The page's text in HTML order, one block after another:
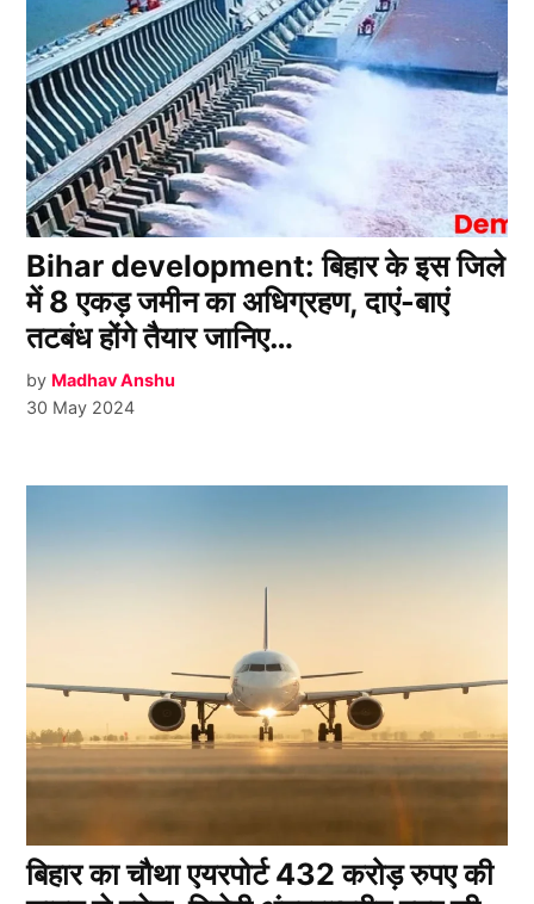
Bihar development: बिहार के इस जिले
में 8 एकड़ जमीन का अधिग्रहण, दाएं-बाएं
तटबंध होंगे तैयार जानिए…
by Madhav Anshu
30 May 2024
बिहार का चौथा एयरपोर्ट 432 करोड़ रुपए की